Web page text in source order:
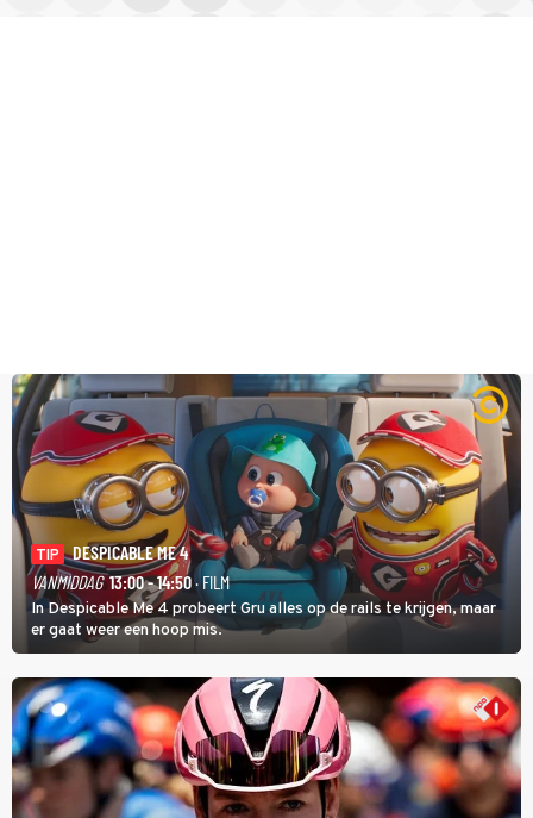
TIP
DESPICABLE ME 4
VANMIDDAG 13:00 - 14:50· FILM
In Despicable Me 4 probeert Gru alles op de rails te krijgen, maar
er gaat weer een hoop mis.